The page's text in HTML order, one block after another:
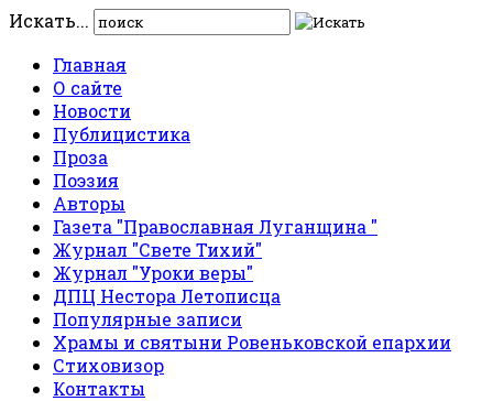
Искать...
Главная
О сайте
Новости
Публицистика
Проза
Поэзия
Авторы
Газета "Православная Луганщина "
Журнал "Свете Тихий"
Журнал "Уроки веры"
ДПЦ Нестора Летописца
Популярные записи
Храмы и святыни Ровеньковской епархии
Стиховизор
Контакты